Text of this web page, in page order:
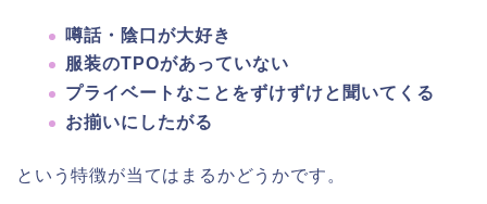
噂話・陰口が大好き
服装のTPOがあっていない
プライベートなことをずけずけと聞いてくる
お揃いにしたがる
という特徴が当てはまるかどうかです。